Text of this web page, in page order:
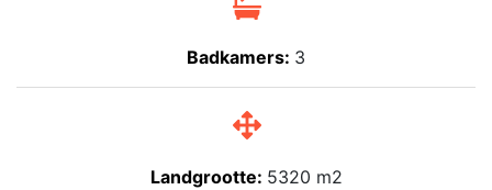
Badkamers: 3
Landgrootte: 5320 m2